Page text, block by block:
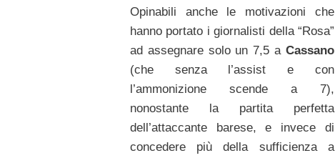
Opinabili anche le motivazioni che
hanno portato i giornalisti della “Rosa”
ad assegnare solo un 7,5 a Cassano
(che senza l’assist e con
l’ammonizione scende a 7),
nonostante la partita perfetta
dell’attaccante barese, e invece di
concedere più della sufficienza a